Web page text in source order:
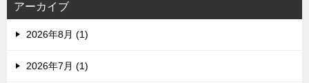
アーカイブ
2026年8月 (1)
2026年7月 (1)